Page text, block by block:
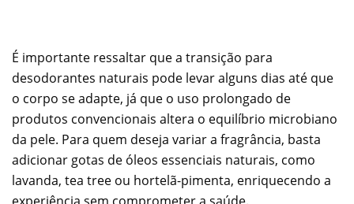
É importante ressaltar que a transição para
desodorantes naturais pode levar alguns dias até que
o corpo se adapte, já que o uso prolongado de
produtos convencionais altera o equilíbrio microbiano
da pele. Para quem deseja variar a fragrância, basta
adicionar gotas de óleos essenciais naturais, como
lavanda, tea tree ou hortelã-pimenta, enriquecendo a